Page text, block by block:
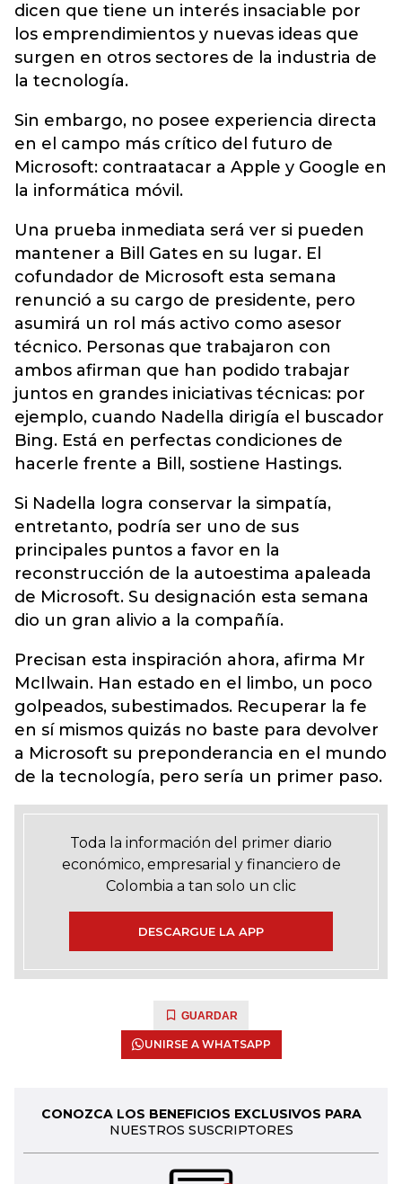
dicen que tiene un interés insaciable por
los emprendimientos y nuevas ideas que
surgen en otros sectores de la industria de
la tecnología.
Sin embargo, no posee experiencia directa
en el campo más crítico del futuro de
Microsoft: contraatacar a Apple y Google en
la informática móvil.
Una prueba inmediata será ver si pueden
mantener a Bill Gates en su lugar. El
cofundador de Microsoft esta semana
renunció a su cargo de presidente, pero
asumirá un rol más activo como asesor
técnico. Personas que trabajaron con
ambos afirman que han podido trabajar
juntos en grandes iniciativas técnicas: por
ejemplo, cuando Nadella dirigía el buscador
Bing. Está en perfectas condiciones de
hacerle frente a Bill, sostiene Hastings.
Si Nadella logra conservar la simpatía,
entretanto, podría ser uno de sus
principales puntos a favor en la
reconstrucción de la autoestima apaleada
de Microsoft. Su designación esta semana
dio un gran alivio a la compañía.
Precisan esta inspiración ahora, afirma Mr
McIlwain. Han estado en el limbo, un poco
golpeados, subestimados. Recuperar la fe
en sí mismos quizás no baste para devolver
a Microsoft su preponderancia en el mundo
de la tecnología, pero sería un primer paso.
Toda la información del primer diario
económico, empresarial y financiero de
Colombia a tan solo un clic
DESCARGUE LA APP
GUARDAR
UNIRSE A WHATSAPP
CONOZCA LOS BENEFICIOS EXCLUSIVOS PARA
NUESTROS SUSCRIPTORES